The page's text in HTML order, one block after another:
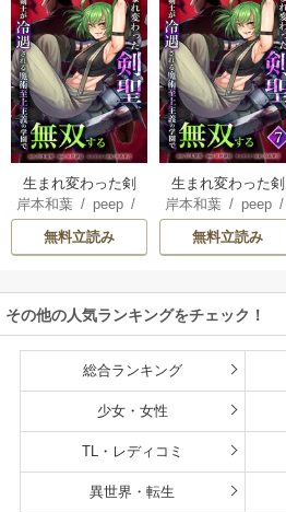
生まれ変わった剣
聖、剣士が冷遇さ
れる魔術至上主義
の学園で無双する
岸本和葉/ peep/
染野静也 /
/taskey STUDI
無料立読み
生まれ変わった剣
聖、剣士が冷遇さ
れる魔術至上主義
の学園で無双する
岸本和葉/ peep/
染野静也 /
/taskey STUDI
無料立読み
その他の人気ランキングをチェック！
総合ランキング
少女・女性
TL・レディコミ
異世界・転生